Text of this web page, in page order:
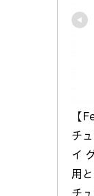
【
チ
イ
用
チ